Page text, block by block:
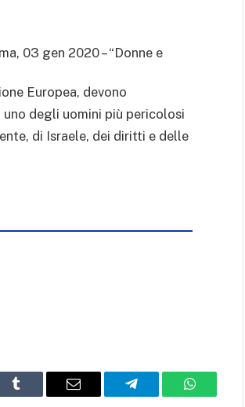
03 gen 2020 – “Donne e
Europea, devono
degli uomini più pericolosi
di Israele, dei diritti e delle
Tumblr Email Telegram